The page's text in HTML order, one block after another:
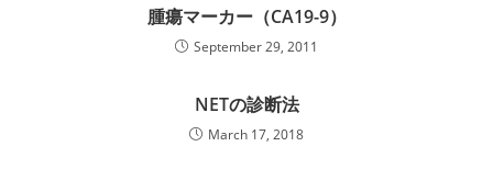
腫瘍マーカー（CA19-9）
September 29, 2011
NETの診断法
March 17, 2018